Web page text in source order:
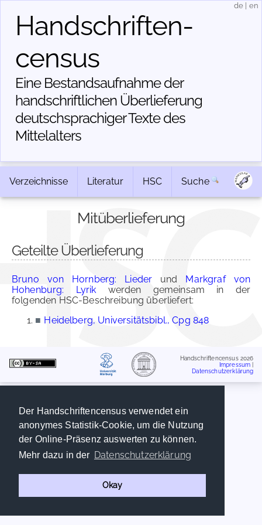
Der Handschriftencensus verwendet ein
anonymes Statistik-Cookie, um die Nutzung
der Online-Präsenz auswerten zu können.
Mehr dazu in der Datenschutzerklärung
Okay
Handschriften­
census
Eine Bestandsaufnahme der
handschriftlichen Über­lieferung
deutschsprachiger Texte des
Mittelalters
de en
Verzeichnisse Literatur HSC Suche
Mitüberlieferung
Geteilte Überlieferung
Bruno von Hornberg: Lieder und Markgraf von
Hohenburg: Lyrik werden gemeinsam in der
folgenden HSC-Beschreibung überliefert:
■ Heidelberg, Universitätsbibl., Cpg 848
Handschriftencensus 2026
Impressum
Datenschutzerklärung